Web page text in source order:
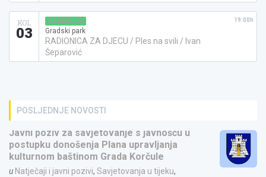
KOL
03
RADIONICA
Gradski park
RADIONICA ZA DJECU / Ples na svili / Ivan
Šeparović
19:00h
POSLJEDNJE NOVOSTI
Javni poziv za savjetovanje s javnošću u
postupku donošenja Plana upravljanja
kulturnom baštinom Grada Korčule
u Natječaji i javni pozivi, Savjetovanja u tijeku,